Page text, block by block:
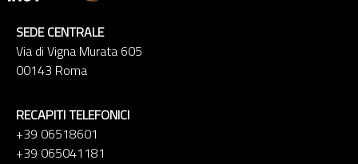
SEDE CENTRALE
Via di Vigna Murata 605
00143 Roma
RECAPITI TELEFONICI
+39 06518601
+39 065041181